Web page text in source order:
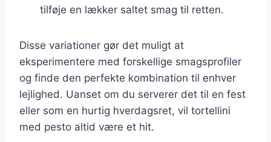
tilføje en lækker saltet smag til retten.
Disse variationer gør det muligt at
eksperimentere med forskellige smagsprofiler
og finde den perfekte kombination til enhver
lejlighed. Uanset om du serverer det til en fest
eller som en hurtig hverdagsret, vil tortellini
med pesto altid være et hit.